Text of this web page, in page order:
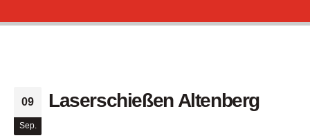
09
Sep.
Laserschießen Altenberg